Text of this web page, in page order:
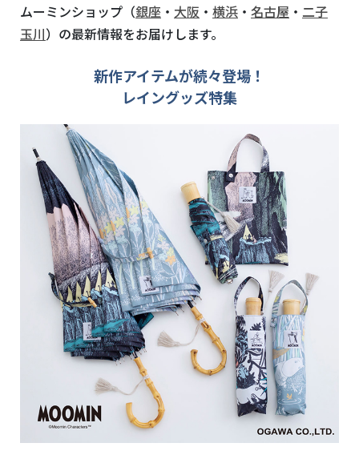
ムーミンショップ（銀座 ・ 大阪 ・ 横浜 ・ 名古屋 ・ 二子
玉川）の最新情報をお届けします。
新作アイテムが続々登場！
レイングッズ特集